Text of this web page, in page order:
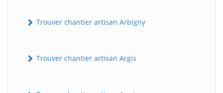
Trouver chantier artisan Arbigny
Trouver chantier artisan Argis